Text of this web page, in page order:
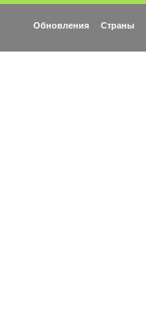
Обновления Страны